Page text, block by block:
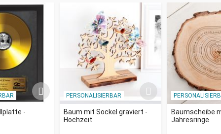
-
PERSONALISIERBAR
Baum mit Sockel graviert -
Hochzeit
Baumscheibe
Jahresringe